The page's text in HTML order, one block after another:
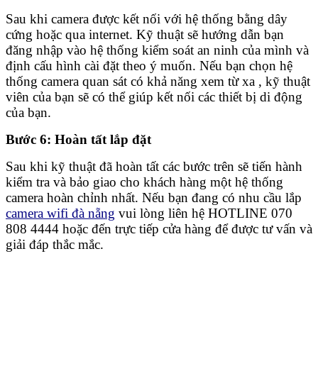
Sau khi camera được kết nối với hệ thống bằng dây
cứng hoặc qua internet. Kỹ thuật sẽ hướng dẫn bạn
đăng nhập vào hệ thống kiểm soát an ninh của mình và
định cấu hình cài đặt theo ý muốn. Nếu bạn chọn hệ
thống camera quan sát có khả năng xem từ xa , kỹ thuật
viên của bạn sẽ có thể giúp kết nối các thiết bị di động
của bạn.
Bước 6: Hoàn tất lắp đặt
Sau khi kỹ thuật đã hoàn tất các bước trên sẽ tiến hành
kiểm tra và bảo giao cho khách hàng một hệ thống
camera hoàn chỉnh nhất. Nếu bạn đang có nhu cầu lắp
camera wifi đà nẵng vui lòng liên hệ HOTLINE 070
808 4444 hoặc đến trực tiếp cửa hàng để được tư vấn và
giải đáp thắc mắc.